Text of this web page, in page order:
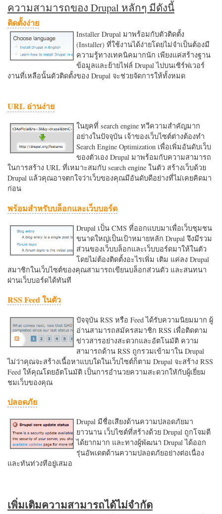
ความสามารถของ Drupal หลักๆ มีดังนี้
ติดตั้งง่าย
Installer Drupal มาพร้อมกับตัวติดตั้ง
(Installer) ที่ใช้งานได้ง่ายโดยไม่จำเป็นต้องมี
ความรู้ทางเทคนิคมากนัก เพียงแค่สร้างฐาน
ข้อมูลและย้ายไฟล์ Drupal ไปบนเซิร์ฟเวอร์
งานที่เหลือนั้นตัวติดตั้งของ Drupal จะช่วยจัดการให้ทั้งหมด
URL อ่านง่าย
ในยุคที่ search engine ทวีความสำคัญมาก
อย่างในปัจจุบัน เจ้าของเว็บไซต์ต่างต้องทำ
Search Engine Optimization เพื่อเพิ่มอันดับเว็บ
ของตัวเอง Drupal มาพร้อมกับความสามารถ
ในการสร้าง URL ที่เหมาะสมกับ search engine ในตัว สร้างเว็บด้วย
Drupal แล้วคุณอาจตกใจว่าเว็บของคุณมีอันดับดีอย่างที่ไม่เคยคิดมา
ก่อน
พร้อมสำหรับบล็อกและเว็บบอร์ด
Drupal เป็น CMS ที่ออกแบบมาเพื่อเว็บชุมชน
ขนาดใหญ่เป็นเป้าหมายหลัก Drupal จึงมีรวม
ส่วนของเว็บบล็อกและเว็บบอร์ดมาให้ในตัว
โดยไม่ต้องติดตั้งอะไรเพิ่ม เติม แค่ลง Drupal
สมาชิกในเว็บไซต์ของคุณสามารถเขียนบล็อกส่วนตัว และสนทนา
ผ่านเว็บบอร์ดได้ทันที
RSS Feed ในตัว
ปัจจุบัน RSS หรือ Feed ได้รับความนิยมมาก ผู้
อ่านสามารถสมัครสมาชิก RSS เพื่อติดตาม
ข่าวสารอย่างสะดวกและอัตโนมัติ ความ
สามารถด้าน RSS ถูกรวมเข้ามาใน Drupal
ไม่ว่าคุณจะสร้างเนื้อหาแบบใดในเว็บไซต์ก็ตาม Drupal จะสร้าง RSS
Feed ให้คุณโดยอัตโนมัติ เป็นการอำนวยความสะดวกใหักับผู้เยี่ยม
ชมเว็บของคุณ
ปลอดภัย
Drupal มีชื่อเสียงด้านความปลอดภัยมา
ยาวนาน เว็บไซต์ที่สร้างด้วย Drupal ถูกโจมตี
ได้ยากมาก และทางผู้พัฒนา Drupal ได้ออก
รุ่นอัพเดตด้านความปลอดภัยอย่างต่อเนื่อง
และทันท่วงทีอยู่เสมอ
เพิ่มเติมความสามารถได้ไม่จำกัด